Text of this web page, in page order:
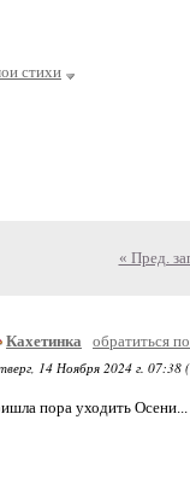
стихи
« Пред.
Кахетинка
обратиться
14 Ноября 2024 г. 07:38 (
пора уходить